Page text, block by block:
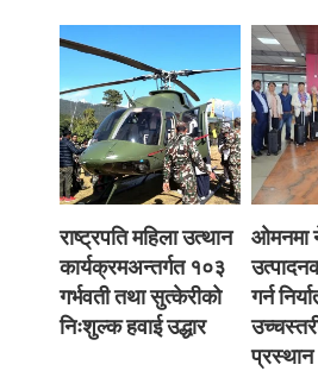
राष्ट्रपति महिला उत्थान
कार्यक्रमअन्तर्गत १०३
गर्भवती तथा सुत्केरीको
निःशुल्क हवाई उद्धार
ओमनमा
गर्न
प्रस्थान